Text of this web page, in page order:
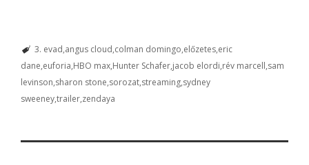
3. evad angus cloud colman domingo előzetes eric
dane euforia HBO max Hunter Schafer jacob elordi rév marcell sam
levinson sharon stone sorozat streaming sydney
sweeneytrailer zendaya